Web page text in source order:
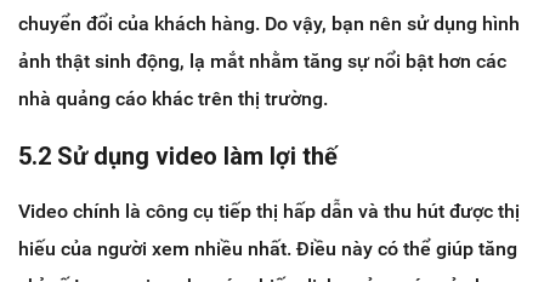
chuyển đổi của khách hàng. Do vậy, bạn nên sử dụng hình
ảnh thật sinh động, lạ mắt nhằm tăng sự nổi bật hơn các
nhà quảng cáo khác trên thị trường.
5.2 Sử dụng video làm lợi thế
Video chính là công cụ tiếp thị hấp dẫn và thu hút được thị
hiếu của người xem nhiều nhất. Điều này có thể giúp tăng